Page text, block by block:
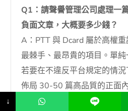
Q1：請聲譽管理公司處理一
負面文章，大概要多少錢？
A：PTT 與 Dcard 屬於高權
最棘手、最昂貴的項目。單純
若要在不違反平台規定的情
佈局 30-50 篇高品質的正面
用通常在
NT$ 150,000 元至
↓